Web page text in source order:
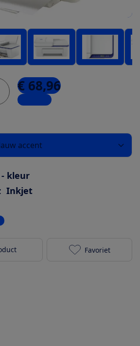
€ 68,96
2 winkels
accent
- kleur
Inkjet
HP Deskjet
Favoriet